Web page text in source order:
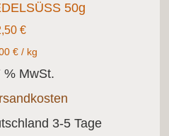
50g
€
€/ kg
% MwSt.
3-5 Tage